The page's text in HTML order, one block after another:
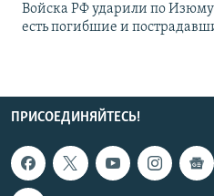
Войска РФ ударили по Изюму
есть погибшие и
ПРИСОЕДИНЯЙТЕСЬ!